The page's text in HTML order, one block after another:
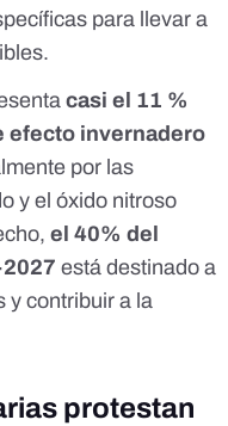
para llevar a
casi el 11 %
efecto invernadero
por las
y el óxido nitroso
el 40% del
está destinado a
y contribuir a la
protestan